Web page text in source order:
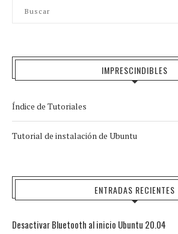
IMPRESCINDIBLES
Índice de Tutoriales
Tutorial de instalación de Ubuntu
ENTRADAS RECIENTES
Desactivar Bluetooth al inicio Ubuntu 20.04